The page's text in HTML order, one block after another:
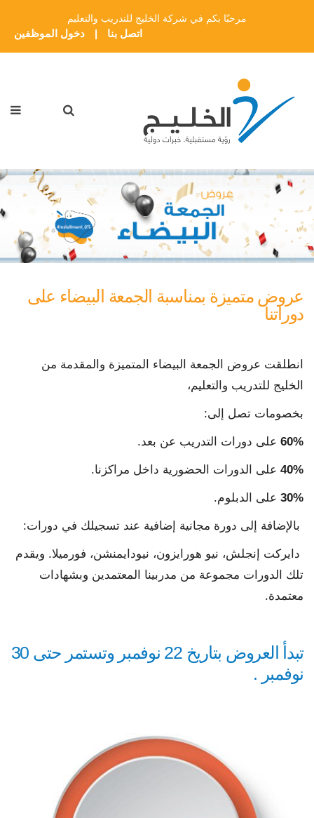
مرحبًا بكم في شركة الخليج للتدريب والتعليم
اتصل بنا | دخول الموظفين
عروض متميزة بمناسبة الجمعة البيضاء على
دوراتنا
انطلقت عروض الجمعة البيضاء المتميزة والمقدمة من
الخليج للتدريب والتعليم،
بخصومات تصل إلى:
60% على دورات التدريب عن بعد.
40% على الدورات الحضورية داخل مراكزنا.
30% على الدبلوم.
بالإضافة إلى دورة مجانية إضافية عند تسجيلك في دورات:
دايركت إنجلش، نيو هورايزون، نيودايمنشن، فورميلا. ويقدم
تلك الدورات مجموعة من مدربينا المعتمدين وبشهادات
معتمدة.
تبدأ العروض بتاريخ 22 نوفمبر وتستمر حتى 30
نوفمبر .